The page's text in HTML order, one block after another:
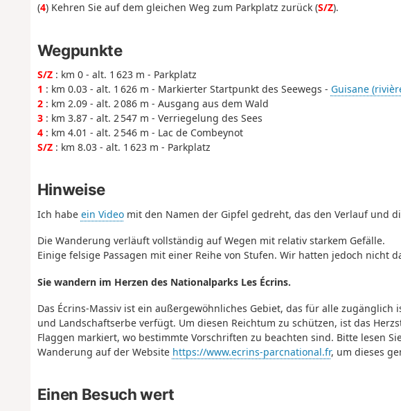
(4) Kehren Sie auf dem gleichen Weg zum Parkplatz zurück (S/Z).
Wegpunkte
S/Z: km 0 - alt. 1 623 m - Parkplatz
1 : km 0.03 - alt. 1 626 m - Markierter Startpunkt des Seewegs - Guisane
2: km 2.09 - alt. 2 086 m - Ausgang aus dem Wald
3: km 3.87 - alt. 2 547 m - Verriegelung des Sees
4: km 4.01 - alt. 2 546 m - Lac de Combeynot
S/Z: km 8.03 - alt. 1 623 m - Parkplatz
Hinweise
Ich habe ein Videomit den Namen der Gipfel gedreht, das den Verlauf und
Die Wanderung verläuft vollständig auf Wegen mit relativ starkem Gefälle.
Einige felsige Passagen mit einer Reihe von Stufen. Wir hatten jedoch nicht
Sie wandern im Herzen des Nationalparks Les Écrins.
Das Écrins-Massiv ist ein außergewöhnliches Gebiet, das für alle
und Landschaftserbe verfügt. Um diesen Reichtum zu schützen, ist das
Flaggen markiert, wo bestimmte Vorschriften zu beachten sind. Bitte lesen
Wanderung auf der Website https://www.ecrins-parcnational.fr, um dieses
Einen Besuch wert